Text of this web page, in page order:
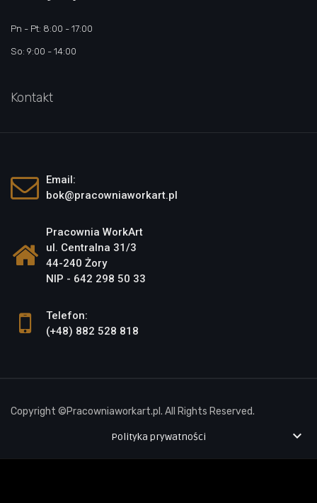
Pn - Pt: 8:00 - 17:00
So: 9:00 - 14:00
Kontakt
Email:
bok@pracowniaworkart.pl
Pracownia WorkArt
ul. Centralna 31/3
44-240 Żory
NIP - 642 298 50 33
Telefon:
(+48) 882 528 818
Copyright ©Pracowniaworkart.pl. All Rights Reserved.
Polityka prywatności 